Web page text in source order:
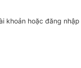
khoản hoặc đăng nhập